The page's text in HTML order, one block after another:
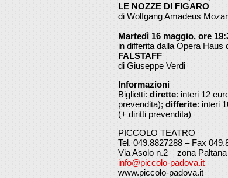
LE NOZZE DI FIGARO
di Wolfgang Amadeus
Martedì 16 maggio, ore
in differita dalla Opera Haus
FALSTAFF
di Giuseppe Verdi
Informazioni
Biglietti: dirette: interi 12
prevendita); differite: interi
(+ diritti prevendita)
PICCOLO TEATRO
Tel. 049.8827288 – Fax
Via Asolo n.2 – zona
info@piccolo-padova.it
www.piccolo-padova.it